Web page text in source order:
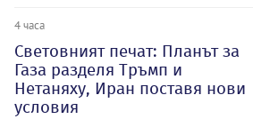
4 часа
Световният печат: Планът за
Газа разделя Тръмп и
Нетаняху, Иран поставя нови
условия